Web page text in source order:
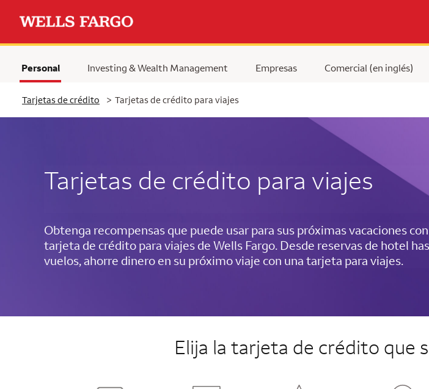
Personal Investing & Wealth Management Empresas Comercial (en inglés)
Tarjetas de crédito > Tarjetas de crédito para viajes
Tarjetas de crédito para viajes
Obtenga recompensas que puede usar para sus próximas vacaciones
tarjeta de crédito para viajes de Wells Fargo. Desde reservas de hotel
vuelos, ahorre dinero en su próximo viaje con una tarjeta para viajes.
Elija la tarjeta de crédito que